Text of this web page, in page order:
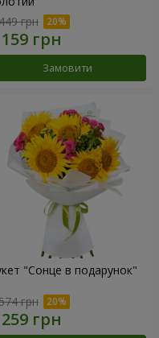
грн
Замовити
"Сонце в подарунок"
грн